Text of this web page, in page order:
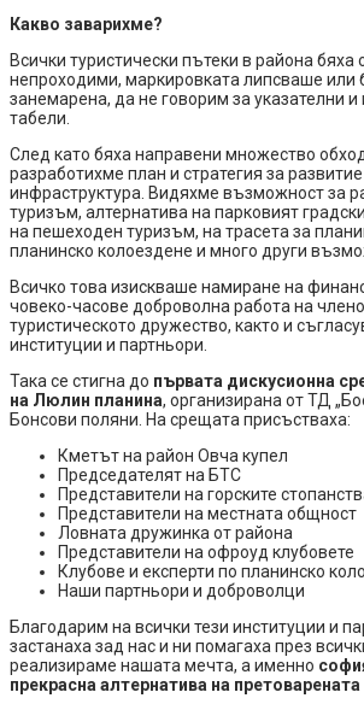
Какво заварихме?
Всички туристически пътеки в района бяха
непроходими, маркировката липсваше или
занемарена, да не говорим за указателни
табели.
След като бяха направени множество
разработихме план и стратегия за
инфраструктура. Видяхме възможност за
туризъм, алтернатива на парковият
на пешеходен туризъм, на трасета за
планинско колоездене и много други
Всичко това изискваше намиране на
човеко-часове доброволна работа на
туристическото дружество, както и
институции и партньори.
Така се стигна до първата дискусионна
на Люлин планина, организирана от ТД
Бонсови поляни. На срещата присъстваха:
Кметът на район Овча купел
Председателят на БТС
Представители на горските
Представители на местната общност
Ловната дружинка от района
Представители на офроуд клубовете
Клубове и експерти по планинско
Наши партньори и доброволци
Благодарим на всички тези институции и
застанаха зад нас и ни помагаха през
реализираме нашата мечта, а именно
прекрасна алтернатива на